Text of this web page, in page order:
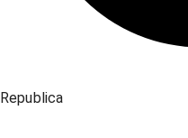
Republica